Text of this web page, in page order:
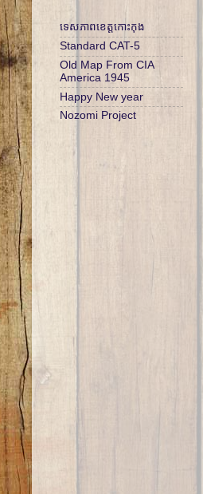
ទេសភាពខេត្តកោះកុង
Standard CAT-5
Old Map From CIA
America 1945
Happy New year
Nozomi Project